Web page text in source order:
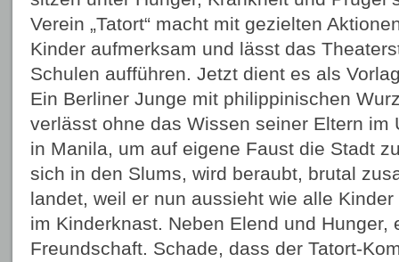
Verein „Tatort“ macht mit gezielten
Kinder aufmerksam und lässt das
Schulen aufführen. Jetzt dient es als
Ein Berliner Junge mit philippinischen
verlässt ohne das Wissen seiner Eltern im
in Manila, um auf eigene Faust die Stadt
sich in den Slums, wird beraubt, brutal
landet, weil er nun aussieht wie alle
im Kinderknast. Neben Elend und Hunger,
Freundschaft. Schade, dass der Tatort-